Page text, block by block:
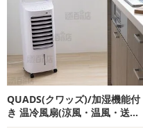
QUADS(クワッズ)/加湿機能付
き 温冷風扇(涼風・温風・送